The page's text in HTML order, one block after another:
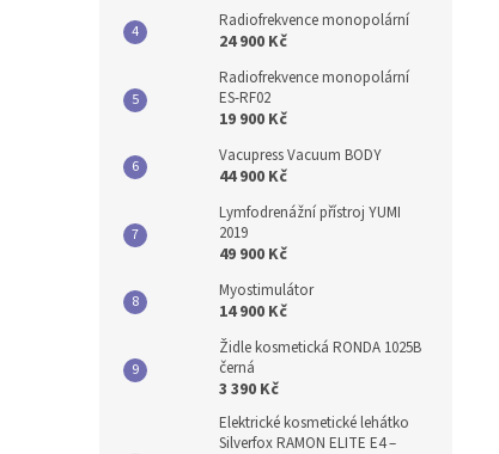
Radiofrekvence monopolární
24 900 Kč
Radiofrekvence monopolární
ES-RF02
19 900 Kč
Vacupress Vacuum BODY
44 900 Kč
Lymfodrenážní přístroj YUMI
2019
49 900 Kč
Myostimulátor
14 900 Kč
Židle kosmetická RONDA 1025B
černá
3 390 Kč
Elektrické kosmetické lehátko
Silverfox RAMON ELITE E4 –